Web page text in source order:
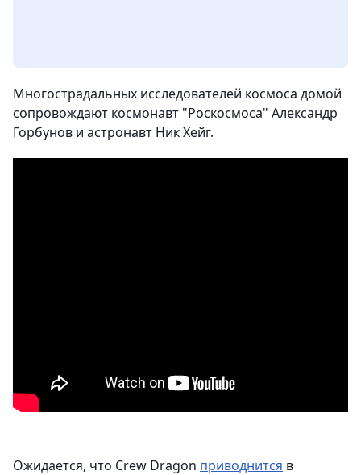
Многострадальных исследователей космоса домой
сопровождают космонавт "Роскосмоса" Александр
Горбунов и астронавт Ник Хейг.
Ожидается, что Crew Dragon приводнится в